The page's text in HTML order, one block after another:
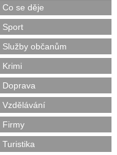
Co se děje
Sport
Služby občanům
Krimi
Doprava
Vzdělávání
Firmy
Turistika